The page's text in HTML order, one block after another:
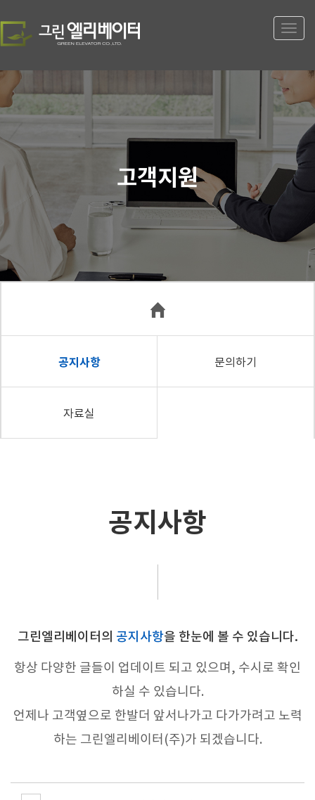
Toggle
고객지원
공지사항 문의하기
자료실
공지사항
그린엘리베이터의 공지사항을 한눈에 볼 수 있습니다.
항상 다양한 글들이 업데이트 되고 있으며, 수시로 확인
하실 수 있습니다.
언제나 고객옆으로 한발더 앞서나가고 다가가려고 노력
하는 그린엘리베이터(주)가 되겠습니다.